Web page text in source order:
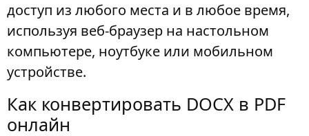
доступ из любого места и в любое время,
используя веб-браузер на настольном
компьютере, ноутбуке или мобильном
устройстве.
Как конвертировать DOCX в PDF
онлайн